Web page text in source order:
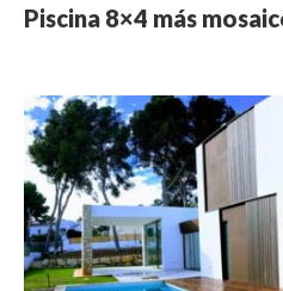
Piscina 8×4 más